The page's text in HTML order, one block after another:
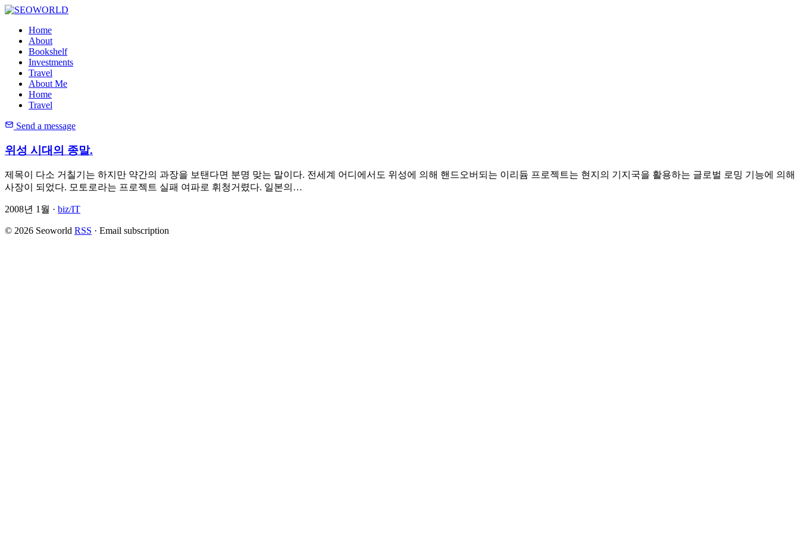
Home
About
Bookshelf
Investments
Travel
About Me
Home
Travel
Send a message
위성 시대의 종말.
제목이 다소 거칠기는 하지만 약간의 과장을 보탠다면 분명 맞는 말이다. 전세계 어디에서도 위성에 의해 핸드오버되는 이리듐 프로젝트는 현지의 기지국을 활용하는 글로벌 로밍 기능에 의해
사장이 되었다. 모토로라는 프로젝트 실패 여파로 휘청거렸다. 일본의…
2008년 1월 · biz/IT
© 2026 Seoworld RSS · Email subscription